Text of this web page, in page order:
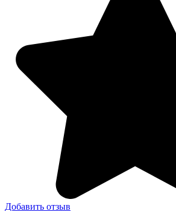
Добавить отзыв